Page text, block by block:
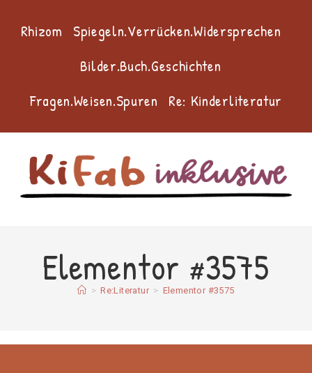
InhaltRhizom
Spiegeln.Verrücken.Widersprechen
Bilder.Buch.Geschichten
Fragen.Weisen.Spuren
Re: Kinderliteratur
Elementor #3575
> Re:Literatur > Elementor #3575